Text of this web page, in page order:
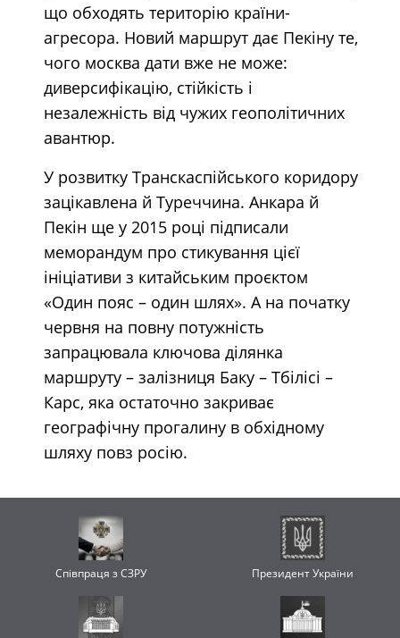
що обходять територію країни-
агресора. Новий маршрут дає Пекіну те,
чого москва дати вже не може:
диверсифікацію, стійкість і
незалежність від чужих геополітичних
авантюр.
У розвитку Транскаспійського коридору
зацікавлена й Туреччина. Анкара й
Пекін ще у 2015 році підписали
меморандум про стикування цієї
ініціативи з китайським проєктом
«Один пояс – один шлях». А на початку
червня на повну потужність
запрацювала ключова ділянка
маршруту – залізниця Баку – Тбілісі –
Карс, яка остаточно закриває
географічну прогалину в обхідному
шляху повз росію.
Співпраця з СЗРУ Президент України